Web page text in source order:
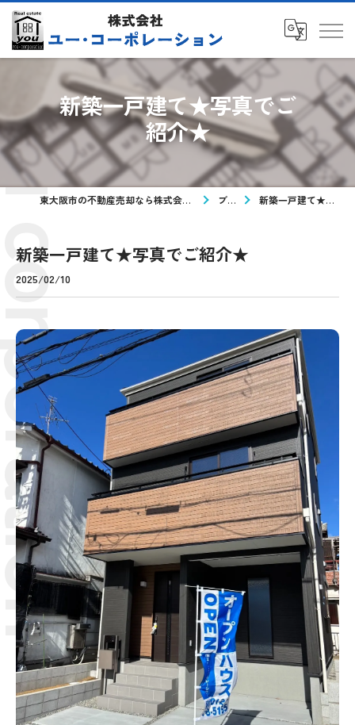
新築一戸建て★写真でご
紹介★
東大阪市の不動産売却なら株式会社ユー・コーポレーション ブログ 新築一戸建て★写真でご紹介★
新築一戸建て★写真でご紹介★
2025/02/10